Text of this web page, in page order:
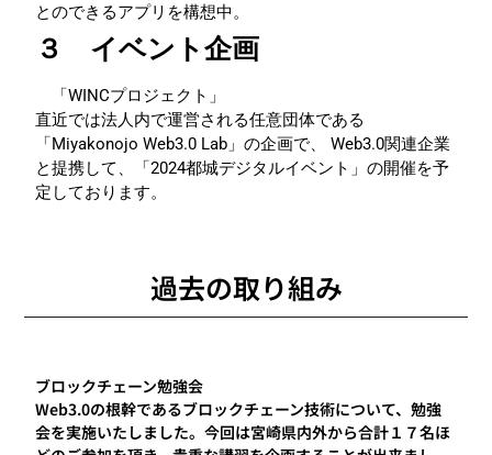
とのできるアプリを構想中。
３ イベント企画
「WINCプロジェクト」
直近では法人内で運営される任意団体である
「Miyakonojo Web3.0 Lab」の企画で、 Web3.0関連企業
と提携して、「2024都城デジタルイベント」の開催を予
定しております。
過去の取り組み
ブロックチェーン勉強会
Web3.0の根幹であるブロックチェーン技術について、勉強
会を実施いたしました。今回は宮崎県内外から合計１７名ほ